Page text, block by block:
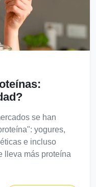
se han
yogures,
e incluso
lleva más proteína